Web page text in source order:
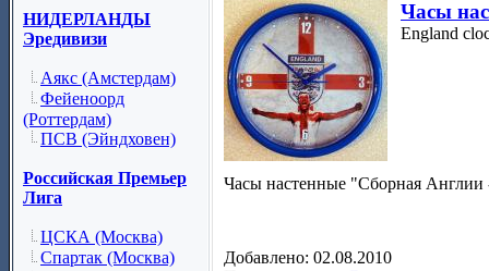
НИДЕРЛАНДЫ
Эредивизи
Аякс (Амстердам)
Фейеноорд
(Роттердам)
ПСВ (Эйндховен)
Российская Премьер
Лига
ЦСКА (Москва)
Спартак (Москва)
Часы
England
Часы настенные "Сборная
Добавлено: 02.08.2010